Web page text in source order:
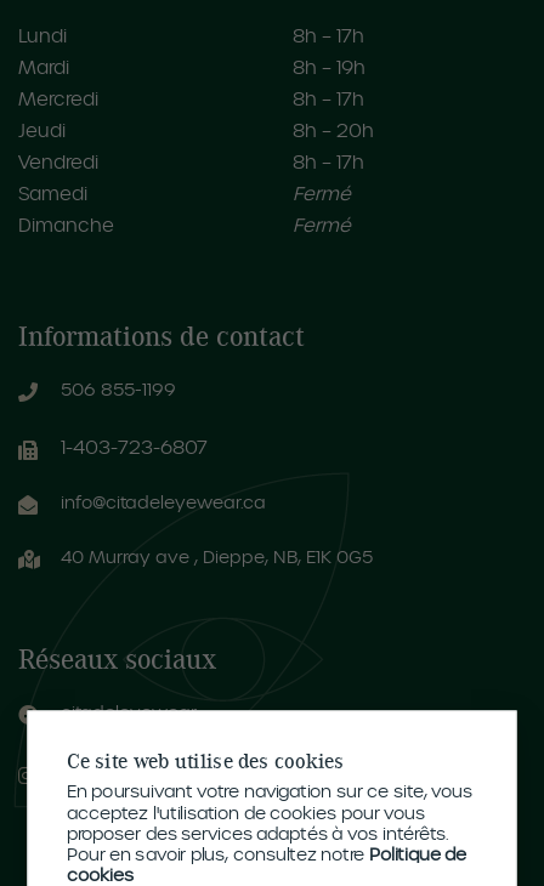
Lundi
8h – 17h
Mardi
8h – 19h
Mercredi
8h – 17h
Jeudi
8h – 20h
Vendredi
8h – 17h
Samedi
Fermé
Dimanche
Fermé
Informations de contact
506 855-1199
1-403-723-6807
info@citadeleyewear.ca
40 Murray ave , Dieppe, NB, E1K 0G5
Réseaux sociaux
citadeleyewear
citadel_optometry
Ce site web utilise des cookies
En poursuivant votre navigation sur ce site, vous
acceptez l'utilisation de cookies pour vous
proposer des services adaptés à vos intérêts.
Pour en savoir plus, consultez notre Politique de
cookies